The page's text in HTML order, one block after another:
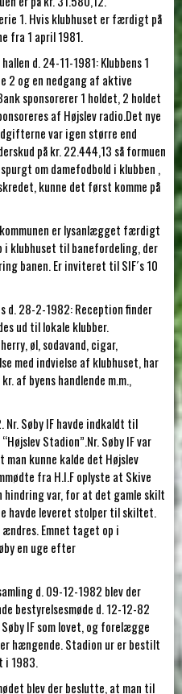
1. Hvis klubhuset er færdigt på
fra 1 april 1981.
d. 24-11-1981: Klubbens 1
2 og en nedgang af aktive
sponsorerer 1 holdet, 2 holdet
af Højslev radio.Det nye
var igen større end
på kr. 22.444,13 så formuen
om damefodbold i klubben ,
kunne det først komme på
er lysanlægget færdigt
i klubhuset til banefordeling, der
banen. Er inviteret til SIF´s 10
d. 28-2-1982: Reception finder
ud til lokale klubber.
øl, sodavand, cigar,
med indvielse af klubhuset, har
af byens handlende m.m.,
Nr. Søby IF havde indkaldt til
Stadion”.Nr. Søby IF var
kunne kalde det Højslev
fra H.I.F oplyste at Skive
hindring var, for at det gamle skilt
havde leveret stolper til skiltet.
Emnet taget op i
en uge efter
d. 09-12-1982 blev der
bestyrelsesmøde d. 12-12-82
IF som lovet, og forelægge
hængende. Stadion ur er bestilt
i 1983.
blev der beslutte, at man til